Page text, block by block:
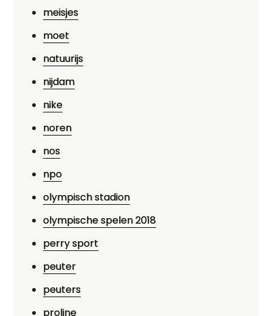
meisjes
moet
natuurijs
nijdam
nike
noren
nos
npo
olympisch stadion
olympische spelen 2018
perry sport
peuter
peuters
proline